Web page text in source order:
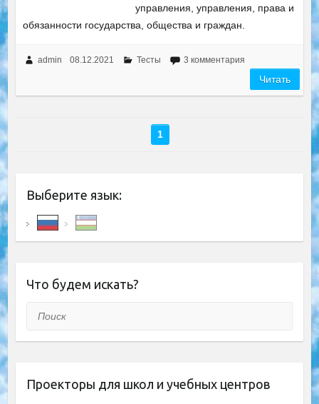
управления, управления, права и
обязанности государства, общества и граждан.
admin 08.12.2021 Тесты 3 комментария
Читать
1
Выберите язык:
Что будем искать?
Поиск
Проекторы для школ и учебных центров